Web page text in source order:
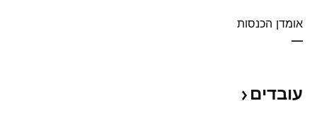
אומדן הכנסות
—
עובדים